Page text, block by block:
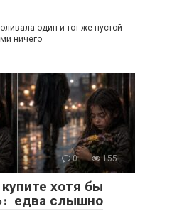
один и тот же пустой
ничего
0 155
хотя бы
едва слышно